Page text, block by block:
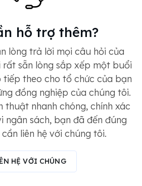
hỗ trợ thêm?
lòng trả lời mọi câu hỏi của
rất sẵn lòng sắp xếp một buổi
theo cho tổ chức của bạn
đồng nghiệp của chúng tôi.
thuật nhanh chóng, chính xác
ngân sách, bạn đã đến đúng
liên hệ với chúng tôi.
HỆ VỚI CHÚNG